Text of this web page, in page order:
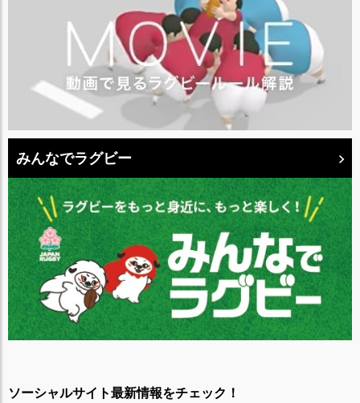
みんなでラグビー
ソーシャルサイト最新情報をチェック！